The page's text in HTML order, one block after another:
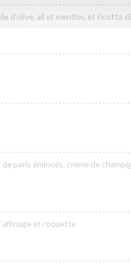
d’olive, ail et menthe, et ricotta
paris émincés, créme de
et roquette